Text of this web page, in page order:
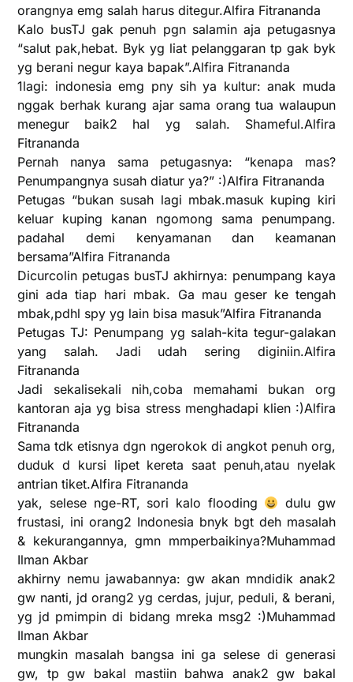
orangnya emg salah harus ditegur.Alfira Fitrananda
Kalo busTJ gak penuh pgn salamin aja petugasnya
“salut pak,hebat. Byk yg liat pelanggaran tp gak byk
yg berani negur kaya bapak”.Alfira Fitrananda
1lagi: indonesia emg pny sih ya kultur: anak muda
nggak berhak kurang ajar sama orang tua walaupun
menegur baik2 hal yg salah. Shameful.Alfira
Fitrananda
Pernah nanya sama petugasnya: “kenapa mas?
Penumpangnya susah diatur ya?” :)Alfira Fitrananda
Petugas “bukan susah lagi mbak.masuk kuping kiri
keluar kuping kanan ngomong sama penumpang.
padahal demi kenyamanan dan keamanan
bersama”Alfira Fitrananda
Dicurcolin petugas busTJ akhirnya: penumpang kaya
gini ada tiap hari mbak. Ga mau geser ke tengah
mbak,pdhl spy yg lain bisa masuk”Alfira Fitrananda
Petugas TJ: Penumpang yg salah-kita tegur-galakan
yang salah. Jadi udah sering diginiin.Alfira
Fitrananda
Jadi sekalisekali nih,coba memahami bukan org
kantoran aja yg bisa stress menghadapi klien :)Alfira
Fitrananda
Sama tdk etisnya dgn ngerokok di angkot penuh org,
duduk d kursi lipet kereta saat penuh,atau nyelak
antrian tiket.Alfira Fitrananda
yak, selese nge-RT, sori kalo flooding
dulu gw
frustasi, ini orang2 Indonesia bnyk bgt deh masalah
& kekurangannya, gmn mmperbaikinya?Muhammad
Ilman Akbar
akhirny nemu jawabannya: gw akan mndidik anak2
gw nanti, jd orang2 yg cerdas, jujur, peduli, & berani,
yg jd pmimpin di bidang mreka msg2 :)Muhammad
Ilman Akbar
mungkin masalah bangsa ini ga selese di generasi
gw, tp gw bakal mastiin bahwa anak2 gw bakal